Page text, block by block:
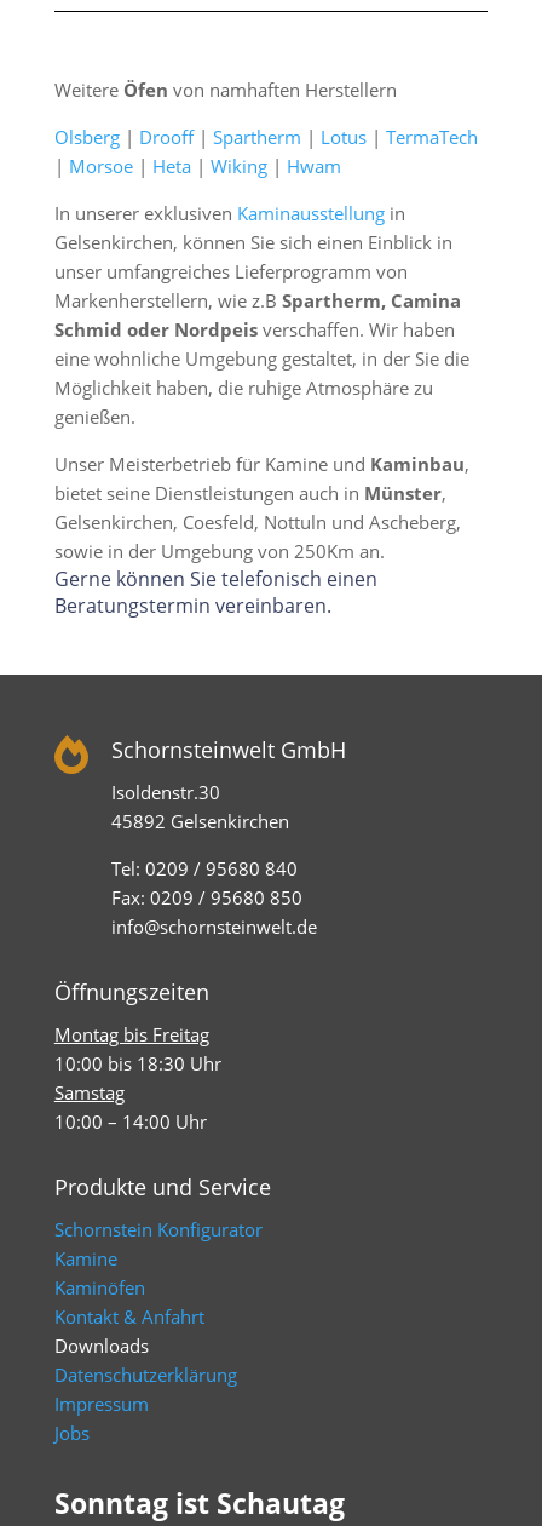
Weitere Öfen von namhaften Herstellern
Olsberg| Drooff| Spartherm | Lotus| TermaTech
| Morsoe| Heta| Wiking| Hwam
In unserer exklusiven Kaminausstellungin
Gelsenkirchen, können Sie sich einen Einblick in
unser umfangreiches Lieferprogramm von
Markenherstellern, wie z.B Spartherm, Camina
Schmid oder Nordpeisverschaffen. Wir haben
eine wohnliche Umgebung gestaltet, in der Sie die
Möglichkeit haben, die ruhige Atmosphäre zu
genießen.
Unser Meisterbetrieb für Kamine und Kaminbau,
bietet seine Dienstleistungen auch in Münster,
Gelsenkirchen, Coesfeld, Nottuln und Ascheberg,
sowie in der Umgebung von 250Km an.
Gerne können Sie telefonisch einen
Beratungstermin vereinbaren.
 Schornsteinwelt GmbH
Isoldenstr.30
45892 Gelsenkirchen
Tel: 0209 / 95680 840
Fax: 0209 / 95680 850
info@schornsteinwelt.de
Öffnungszeiten
Montag bis Freitag
10:00 bis 18:30 Uhr
Samstag
10:00 – 14:00 Uhr
Produkte und Service
Schornstein Konfigurator
Kamine
Kaminöfen
Kontakt & Anfahrt
Downloads
Datenschutzerklärung
Impressum
Jobs
Sonntag ist Schautag